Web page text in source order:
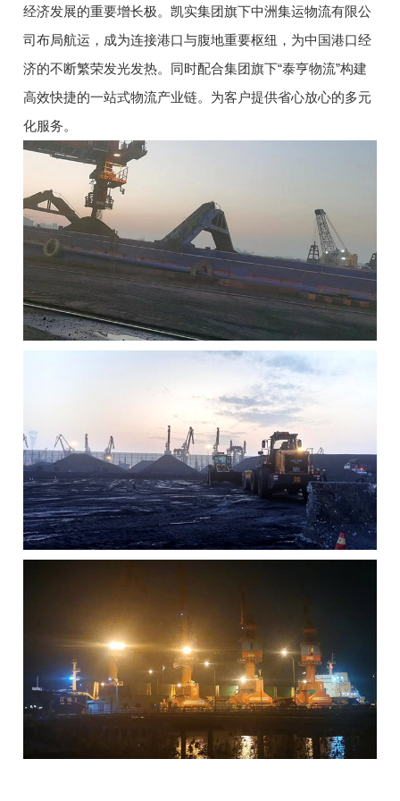
经济发展的重要增长极。凯实集团旗下中洲集运物流有限公
司布局航运，成为连接港口与腹地重要枢纽，为中国港口经
济的不断繁荣发光发热。同时配合集团旗下“泰亨物流”构建
高效快捷的一站式物流产业链。为客户提供省心放心的多元
化服务。